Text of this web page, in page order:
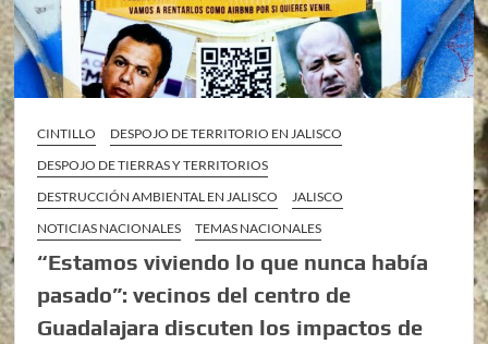
CINTILLO
DESPOJO DE TERRITORIO EN JALISCO
DESPOJO DE TIERRAS Y TERRITORIOS
DESTRUCCIÓN AMBIENTAL EN JALISCO
JALISCO
NOTICIAS NACIONALES
TEMAS NACIONALES
“Estamos viviendo lo que nunca había
pasado”: vecinos del centro de
Guadalajara discuten los impactos de